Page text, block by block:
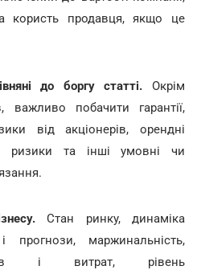
користь продавця, якщо це
до боргу статті. Окрім
важливо побачити гарантії,
від акціонерів, орендні
ризики та інші умовні чи
Стан ринку, динаміка
прогнози, маржинальність,
і витрат, рівень